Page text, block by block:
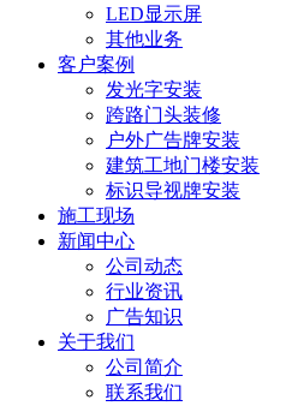
LED显示屏
其他业务
客户案例
发光字安装
跨路门头装修
户外广告牌安装
建筑工地门楼安装
标识导视牌安装
施工现场
新闻中心
公司动态
行业资讯
广告知识
关于我们
公司简介
联系我们